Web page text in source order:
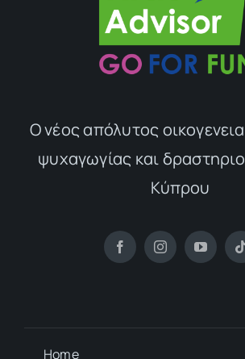
Ο νέος απόλυτος
ψυχαγωγίας και
Κύπρου
Home